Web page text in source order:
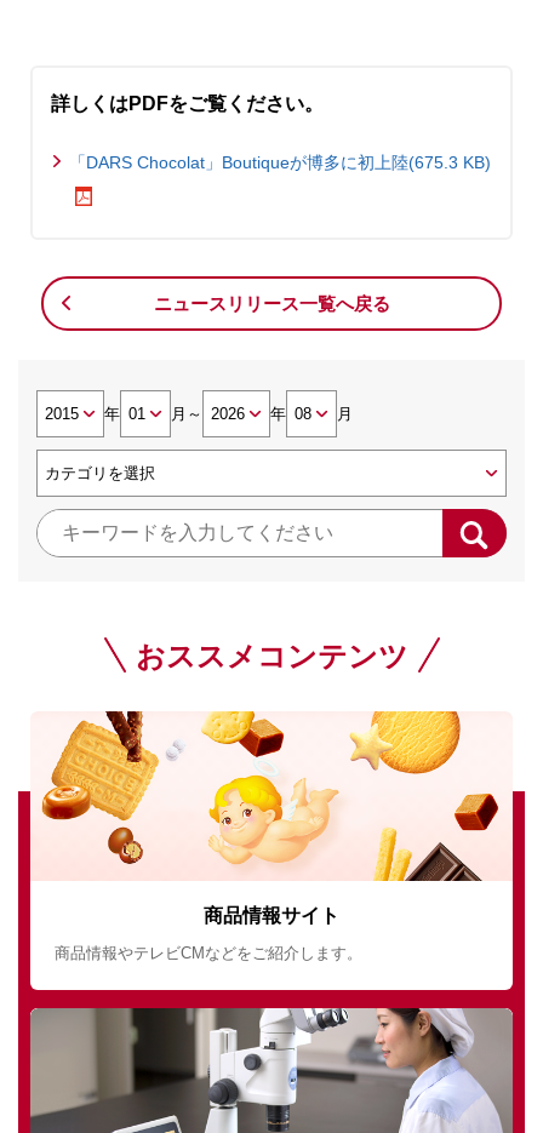
詳しくはPDFをご覧ください。
「DARS Chocolat」Boutiqueが博多に初上陸(675.3 KB)
ニュースリリース一覧へ戻る
年 月 ～ 年 月
おススメコンテンツ
商品情報サイト
商品情報やテレビCMなどをご紹介します。